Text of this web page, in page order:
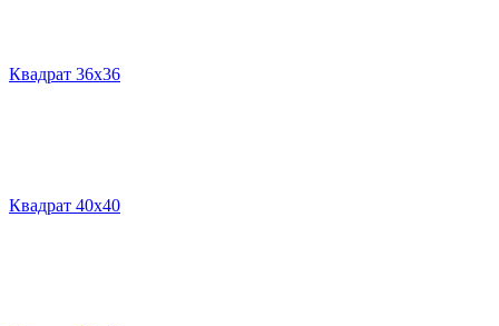
Квадрат 36х36
Квадрат 40х40